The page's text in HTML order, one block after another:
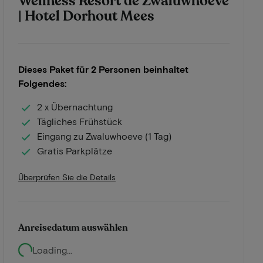
| Hotel Dorhout Mees
Dieses Paket für 2 Personen beinhaltet
Folgendes:
2 x Übernachtung
Tägliches Frühstück
Eingang zu Zwaluwhoeve (1 Tag)
Gratis Parkplätze
Überprüfen Sie die Details
Anreisedatum auswählen
Loading...